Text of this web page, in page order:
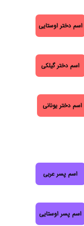
اسم دختر اوستایی
اسم دختر گیلکی
اسم دختر یونانی
اسم پسر عربی
اسم پسر اوستایی